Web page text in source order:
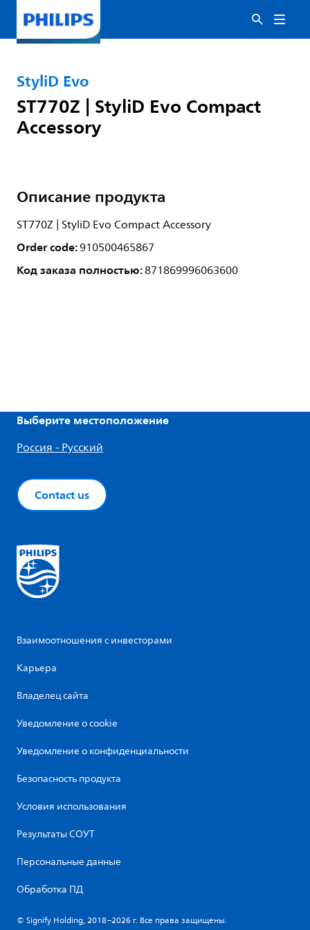
StyliD Evo
ST770Z | StyliD Evo Compact
Accessory
Описание продукта
ST770Z | StyliD Evo Compact Accessory
Order code:910500465867
Код заказа полностью:871869996063600
Выберите местоположение
Россия - Русский
Contact us
Взаимоотношения с инвесторами
Карьера
Владелец сайта
Уведомление о cookie
Уведомление о конфиденциальности
Безопасность продукта
Условия использования
Результаты СОУТ
Персональные данные
Обработка ПД
© Signify Holding, 2018–2026 г. Все права защищены.